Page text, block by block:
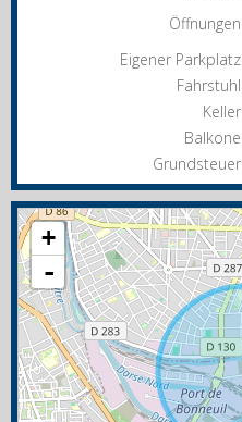
Öffnungen
Eigener Parkplatz
Fahrstuhl
Keller
Balkone
Grundsteuer
+
-